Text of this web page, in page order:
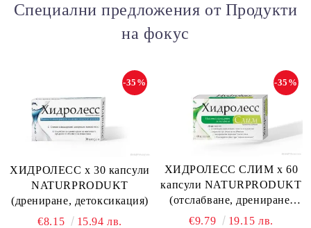
Специални предложения от Продукти
на фокус
ХИДРОЛЕСС х 30 капсули
NATURPRODUKT
(дрениране, детоксикация)
-35%
€8.15 15.94 лв.
ХИДРОЛЕСС СЛИМ х 60
капсули NATURPRODUKT
(отслабване, дрениране,
метаболизъм)
-35%
€9.79 19.15 лв.